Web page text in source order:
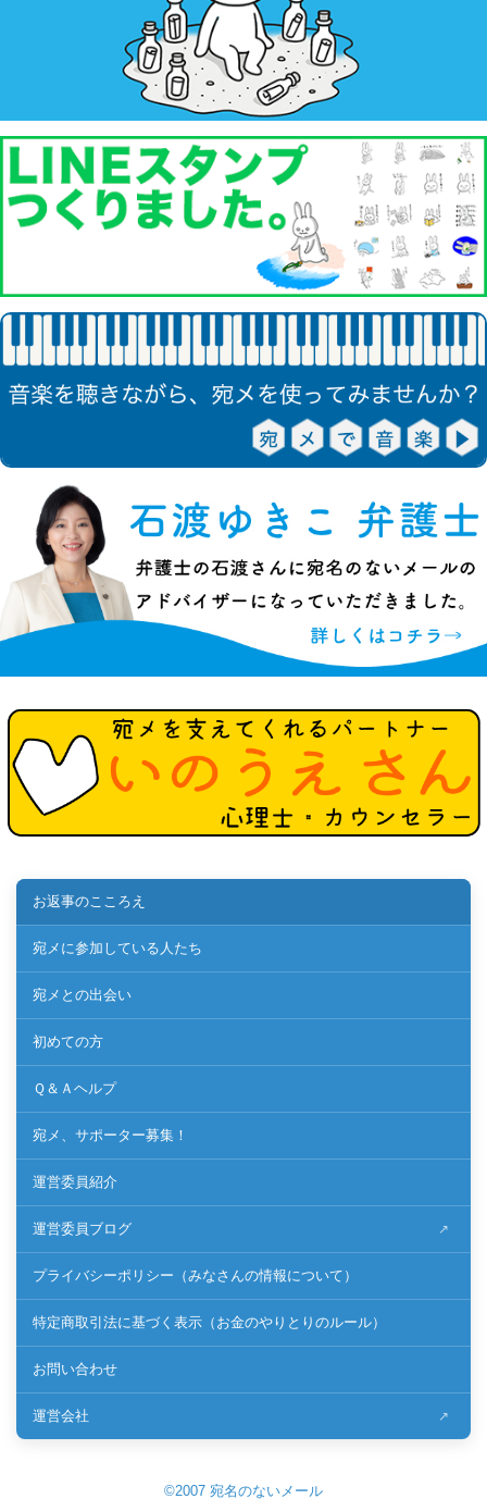
お返事のこころえ
宛メに参加している人たち
宛メとの出会い
初めての方
Ｑ＆Ａヘルプ
宛メ、サポーター募集！
運営委員紹介
運営委員ブログ
プライバシーポリシー（みなさんの情報について）
特定商取引法に基づく表示（お金のやりとりのルール）
お問い合わせ
運営会社
©2007 宛名のないメール